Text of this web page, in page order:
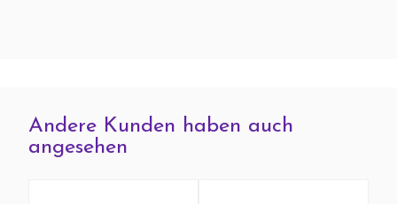
Andere Kunden haben auch
angesehen